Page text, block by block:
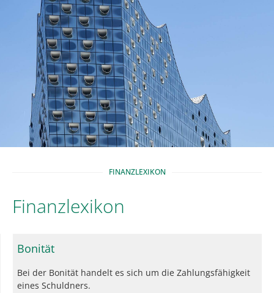
FINANZLEXIKON
Finanzlexikon
Bonität
Bei der Bonität handelt es sich um die Zahlungsfähigkeit
eines Schuldners.